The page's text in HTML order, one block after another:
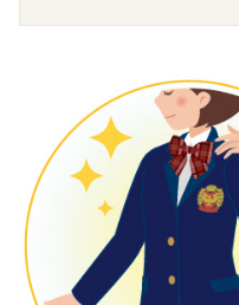
日常の生活で、どれく
勉強への影響、疲れや
しました。